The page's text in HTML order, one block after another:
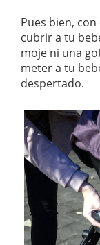
Pues bien,
cubrir a tu
moje ni una
meter a tu
despertado.